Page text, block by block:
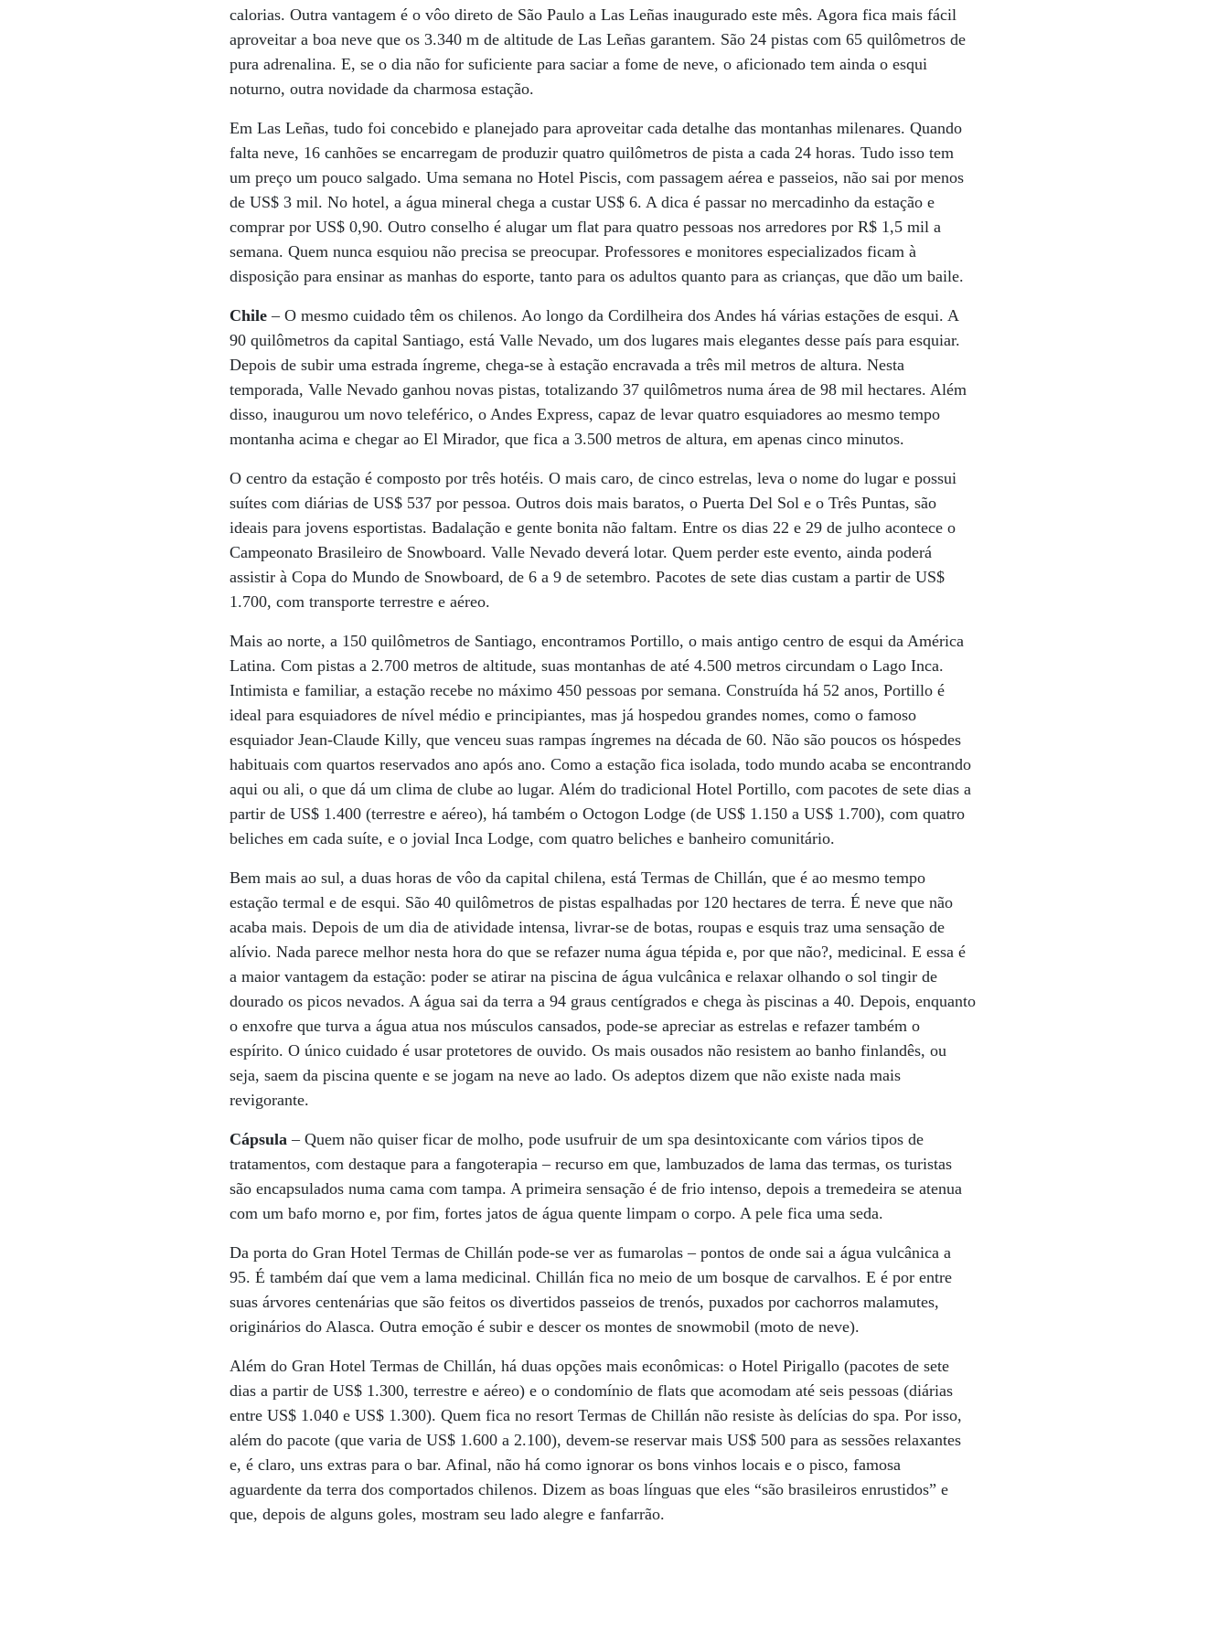
calorias. Outra vantagem é o vôo direto de São Paulo a Las Leñas inaugurado este mês. Agora fica mais fácil
aproveitar a boa neve que os 3.340 m de altitude de Las Leñas garantem. São 24 pistas com 65 quilômetros de
pura adrenalina. E, se o dia não for suficiente para saciar a fome de neve, o aficionado tem ainda o esqui
noturno, outra novidade da charmosa estação.
Em Las Leñas, tudo foi concebido e planejado para aproveitar cada detalhe das montanhas milenares. Quando
falta neve, 16 canhões se encarregam de produzir quatro quilômetros de pista a cada 24 horas. Tudo isso tem
um preço um pouco salgado. Uma semana no Hotel Piscis, com passagem aérea e passeios, não sai por menos
de US$ 3 mil. No hotel, a água mineral chega a custar US$ 6. A dica é passar no mercadinho da estação e
comprar por US$ 0,90. Outro conselho é alugar um flat para quatro pessoas nos arredores por R$ 1,5 mil a
semana. Quem nunca esquiou não precisa se preocupar. Professores e monitores especializados ficam à
disposição para ensinar as manhas do esporte, tanto para os adultos quanto para as crianças, que dão um baile.
Chile – O mesmo cuidado têm os chilenos. Ao longo da Cordilheira dos Andes há várias estações de esqui. A
90 quilômetros da capital Santiago, está Valle Nevado, um dos lugares mais elegantes desse país para esquiar.
Depois de subir uma estrada íngreme, chega-se à estação encravada a três mil metros de altura. Nesta
temporada, Valle Nevado ganhou novas pistas, totalizando 37 quilômetros numa área de 98 mil hectares. Além
disso, inaugurou um novo teleférico, o Andes Express, capaz de levar quatro esquiadores ao mesmo tempo
montanha acima e chegar ao El Mirador, que fica a 3.500 metros de altura, em apenas cinco minutos.
O centro da estação é composto por três hotéis. O mais caro, de cinco estrelas, leva o nome do lugar e possui
suítes com diárias de US$ 537 por pessoa. Outros dois mais baratos, o Puerta Del Sol e o Três Puntas, são
ideais para jovens esportistas. Badalação e gente bonita não faltam. Entre os dias 22 e 29 de julho acontece o
Campeonato Brasileiro de Snowboard. Valle Nevado deverá lotar. Quem perder este evento, ainda poderá
assistir à Copa do Mundo de Snowboard, de 6 a 9 de setembro. Pacotes de sete dias custam a partir de US$
1.700, com transporte terrestre e aéreo.
Mais ao norte, a 150 quilômetros de Santiago, encontramos Portillo, o mais antigo centro de esqui da América
Latina. Com pistas a 2.700 metros de altitude, suas montanhas de até 4.500 metros circundam o Lago Inca.
Intimista e familiar, a estação recebe no máximo 450 pessoas por semana. Construída há 52 anos, Portillo é
ideal para esquiadores de nível médio e principiantes, mas já hospedou grandes nomes, como o famoso
esquiador Jean-Claude Killy, que venceu suas rampas íngremes na década de 60. Não são poucos os hóspedes
habituais com quartos reservados ano após ano. Como a estação fica isolada, todo mundo acaba se encontrando
aqui ou ali, o que dá um clima de clube ao lugar. Além do tradicional Hotel Portillo, com pacotes de sete dias a
partir de US$ 1.400 (terrestre e aéreo), há também o Octogon Lodge (de US$ 1.150 a US$ 1.700), com quatro
beliches em cada suíte, e o jovial Inca Lodge, com quatro beliches e banheiro comunitário.
Bem mais ao sul, a duas horas de vôo da capital chilena, está Termas de Chillán, que é ao mesmo tempo
estação termal e de esqui. São 40 quilômetros de pistas espalhadas por 120 hectares de terra. É neve que não
acaba mais. Depois de um dia de atividade intensa, livrar-se de botas, roupas e esquis traz uma sensação de
alívio. Nada parece melhor nesta hora do que se refazer numa água tépida e, por que não?, medicinal. E essa é
a maior vantagem da estação: poder se atirar na piscina de água vulcânica e relaxar olhando o sol tingir de
dourado os picos nevados. A água sai da terra a 94 graus centígrados e chega às piscinas a 40. Depois, enquanto
o enxofre que turva a água atua nos músculos cansados, pode-se apreciar as estrelas e refazer também o
espírito. O único cuidado é usar protetores de ouvido. Os mais ousados não resistem ao banho finlandês, ou
seja, saem da piscina quente e se jogam na neve ao lado. Os adeptos dizem que não existe nada mais
revigorante.
Cápsula– Quem não quiser ficar de molho, pode usufruir de um spa desintoxicante com vários tipos de
tratamentos, com destaque para a fangoterapia – recurso em que, lambuzados de lama das termas, os turistas
são encapsulados numa cama com tampa. A primeira sensação é de frio intenso, depois a tremedeira se atenua
com um bafo morno e, por fim, fortes jatos de água quente limpam o corpo. A pele fica uma seda.
Da porta do Gran Hotel Termas de Chillán pode-se ver as fumarolas – pontos de onde sai a água vulcânica a
95. É também daí que vem a lama medicinal. Chillán fica no meio de um bosque de carvalhos. E é por entre
suas árvores centenárias que são feitos os divertidos passeios de trenós, puxados por cachorros malamutes,
originários do Alasca. Outra emoção é subir e descer os montes de snowmobil (moto de neve).
Além do Gran Hotel Termas de Chillán, há duas opções mais econômicas: o Hotel Pirigallo (pacotes de sete
dias a partir de US$ 1.300, terrestre e aéreo) e o condomínio de flats que acomodam até seis pessoas (diárias
entre US$ 1.040 e US$ 1.300). Quem fica no resort Termas de Chillán não resiste às delícias do spa. Por isso,
além do pacote (que varia de US$ 1.600 a 2.100), devem-se reservar mais US$ 500 para as sessões relaxantes
e, é claro, uns extras para o bar. Afinal, não há como ignorar os bons vinhos locais e o pisco, famosa
aguardente da terra dos comportados chilenos. Dizem as boas línguas que eles “são brasileiros enrustidos” e
que, depois de alguns goles, mostram seu lado alegre e fanfarrão.